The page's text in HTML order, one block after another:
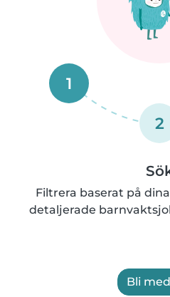
1
2
Filtrera baserat på
detaljerade
Bli